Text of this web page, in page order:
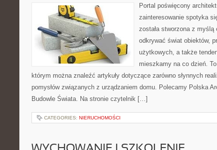
Portal poświęcony
zainteresowanie spotyka
została stworzona z
odkrywać świat obiektów,
użytkowych, a także
mieszkamy na co dzień.
którym można znaleźć artykuły dotyczące zarówno słynnych
pomysłów związanych z urządzaniem domu. Polecamy Polska
Budowle Świata. Na stronie czytelnik […]
CATEGORIES: NIERUCHOMOŚCI